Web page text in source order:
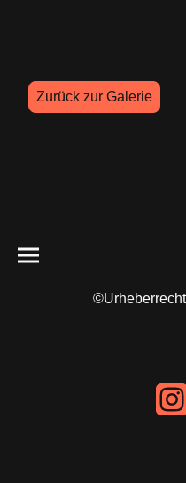
Zurück zur Galerie